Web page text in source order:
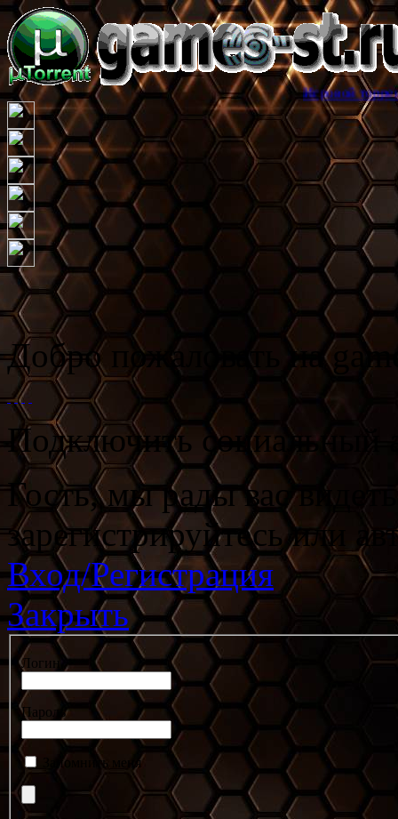
Игровой торрент трекер
Добро пожаловать на
Подключить социальный
Гость, мы рады вас
зарегистрируйтесь или
Вход/Регистрация
Закрыть
Логин
Пароль
Запомнить меня